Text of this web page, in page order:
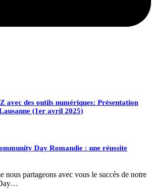
avec des outils numériques: Présentation
(1er avril 2025)
Day Romandie : une réussite
nous partageons avec vous le succès de notre